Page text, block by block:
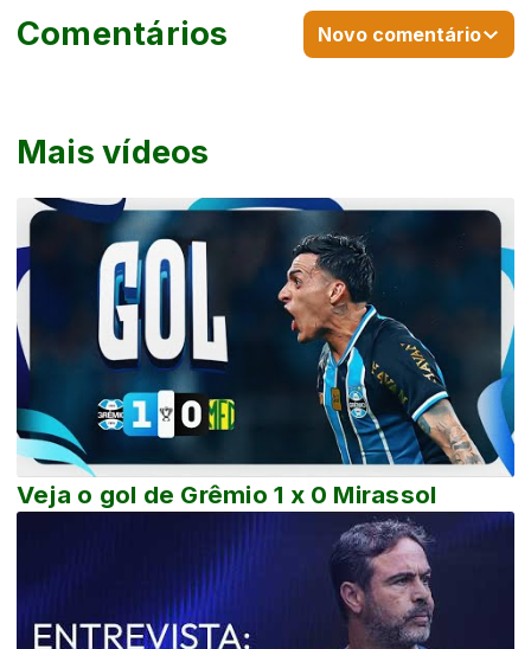
Mais vídeos
Veja o gol de Grêmio 1 x 0 Mirassol
Comentários Novo comentário